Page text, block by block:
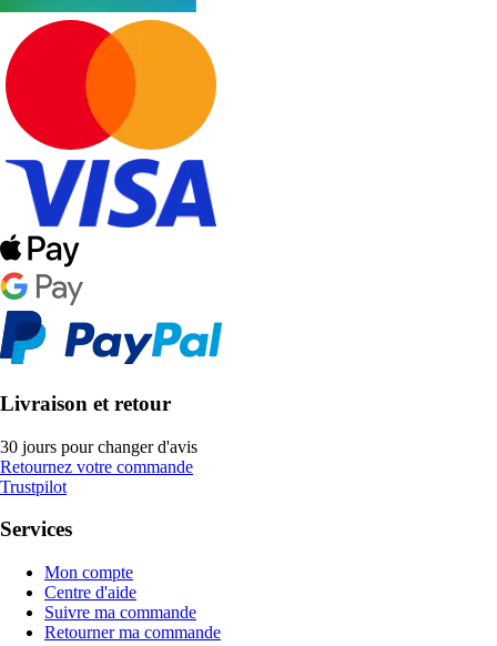
Livraison et retour
30 jours pour changer d'avis
Retournez votre commande
Trustpilot
Services
Mon compte
Centre d'aide
Suivre ma commande
Retourner ma commande